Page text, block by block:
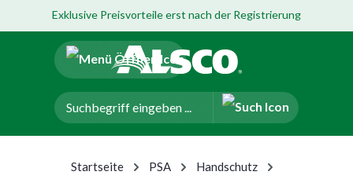
Hauptinhalt springen
Zur Navigation der B2B-Plattform springen
Exklusive Preisvorteile erst nach der Registrierung
Startseite PSA
Handschutz